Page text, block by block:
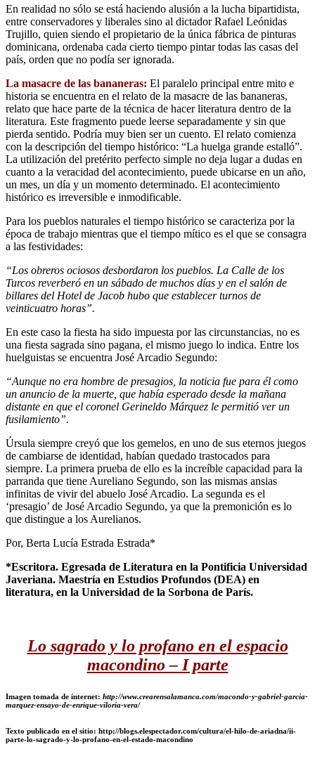
En realidad no sólo se está haciendo alusión a la lucha bipartidista,
entre conservadores y liberales sino al dictador Rafael Leónidas
Trujillo, quien siendo el propietario de la única fábrica de pinturas
dominicana, ordenaba cada cierto tiempo pintar todas las casas del
país, orden que no podía ser ignorada.
La masacre de las bananeras: El paralelo principal entre mito e
historia se encuentra en el relato de la masacre de las bananeras,
relato que hace parte de la técnica de hacer literatura dentro de la
literatura. Este fragmento puede leerse separadamente y sin que
pierda sentido. Podría muy bien ser un cuento. El relato comienza
con la descripción del tiempo histórico: “La huelga grande estalló”.
La utilización del pretérito perfecto simple no deja lugar a dudas en
cuanto a la veracidad del acontecimiento, puede ubicarse en un año,
un mes, un día y un momento determinado. El acontecimiento
histórico es irreversible e inmodificable.
Para los pueblos naturales el tiempo histórico se caracteriza por la
época de trabajo mientras que el tiempo mítico es el que se consagra
a las festividades:
“Los obreros ociosos desbordaron los pueblos. La Calle de los
Turcos reverberó en un sábado de muchos días y en el salón de
billares del Hotel de Jacob hubo que establecer turnos de
veinticuatro horas”.
En este caso la fiesta ha sido impuesta por las circunstancias, no es
una fiesta sagrada sino pagana, el mismo juego lo indica. Entre los
huelguistas se encuentra José Arcadio Segundo:
“Aunque no era hombre de presagios, la noticia fue para él como
un anuncio de la muerte, que había esperado desde la mañana
distante en que el coronel Gerineldo Márquez le permitió ver un
fusilamiento”.
Úrsula siempre creyó que los gemelos, en uno de sus eternos juegos
de cambiarse de identidad, habían quedado trastocados para
siempre. La primera prueba de ello es la increíble capacidad para la
parranda que tiene Aureliano Segundo, son las mismas ansias
infinitas de vivir del abuelo José Arcadio. La segunda es el
‘presagio’ de José Arcadio Segundo, ya que la premonición es lo
que distingue a los Aurelianos.
Por, Berta Lucía Estrada Estrada*
*Escritora. Egresada de Literatura en la Pontificia Universidad
Javeriana. Maestría en Estudios Profundos (DEA) en
literatura, en la Universidad de la Sorbona de París.
Lo sagrado y lo profano en el espacio
macondino – I parte
Imagen tomada de internet: http://www.crearensalamanca.com/macondo-y-gabriel-garcia-
marquez-ensayo-de-enrique-viloria-vera/
Texto publicado en el sitio: http://blogs.elespectador.com/cultura/el-hilo-de-ariadna/ii-
parte-lo-sagrado-y-lo-profano-en-el-estado-macondino